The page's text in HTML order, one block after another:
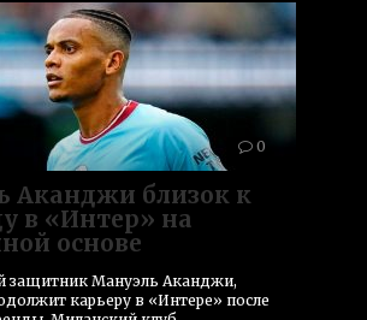
0
Аканджи близок к
в «Интер» на
основе
защитник Мануэль Аканджи,
карьеру в «Интере» после